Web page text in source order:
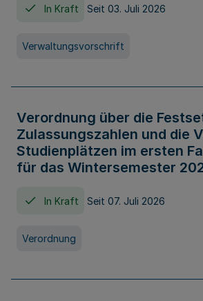
In Kraft Seit 03. Juli 2026
Verwaltungsvorschrift
Verordnung über die
Zulassungszahlen und die
Studienplätzen im ersten
für das Wintersemester
In Kraft Seit 07. Juli 2026
Verordnung